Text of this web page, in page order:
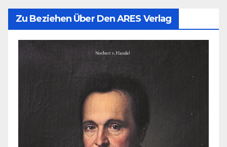
Zu Beziehen Über Den ARES Verlag